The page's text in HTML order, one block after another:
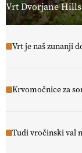
Vrt Dvorjane Hills
Vrt je naš zunanji
Krvomočnice za
Tudi vročinski val